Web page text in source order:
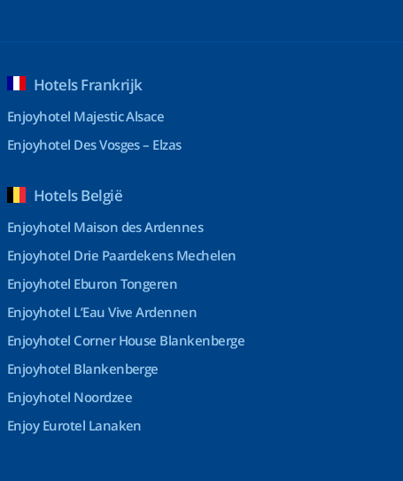
Hotels Frankrijk
Enjoyhotel Majestic Alsace
Enjoyhotel Des Vosges – Elzas
Hotels België
Enjoyhotel Maison des Ardennes
Enjoyhotel Drie Paardekens Mechelen
Enjoyhotel Eburon Tongeren
Enjoyhotel L’Eau Vive Ardennen
Enjoyhotel Corner House Blankenberge
Enjoyhotel Blankenberge
Enjoyhotel Noordzee
Enjoy Eurotel Lanaken